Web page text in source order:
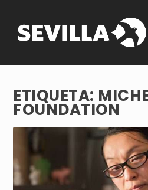
ETIQUETA:
FOUNDATION